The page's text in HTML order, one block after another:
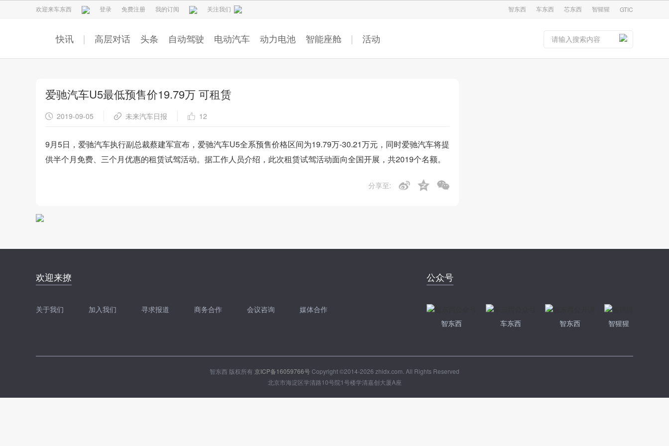
欢迎来车东西 登录 免费注册 我的订阅 关注我们 智东西 车东西 芯东西 智猩猩 GTIC
快讯 高层对话 头条 自动驾驶 电动汽车 动力电池 智能座舱 活动
爱驰汽车U5最低预售价19.79万 可租赁
2019-09-05 未来汽车日报 12
9月5日，爱驰汽车执行副总裁蔡建军宣布，爱驰汽车U5全系预售价格区间为19.79万-30.21万元，同时爱驰汽车将提
供半个月免费、三个月优惠的租赁试驾活动。据工作人员介绍，此次租赁试驾活动面向全国开展，共2019个名额。
分享至:
欢迎来撩
关于我们 加入我们
扫码加我直接扔简历 寻求报道 商务合作
扫码加我直接开聊 会议咨询 媒体合作
扫码加我直接开聊
公众号
智东西 车东西 智东西 智猩猩
智东西 版权所有 京ICP备16059766号Copyright ©2014-2026 zhidx.com. All Rights Reserved
北京市海淀区学清路10号院1号楼学清嘉创大厦A座